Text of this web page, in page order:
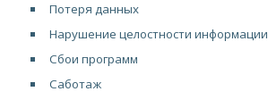
Потеря данных
Нарушение целостности информации
Сбои программ
Саботаж